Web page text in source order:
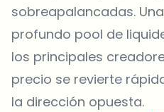
sobreapalancadas.
profundo pool de
los principales
precio se revierte
la dirección opuesta.